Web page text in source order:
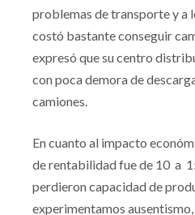
problemas de transporte y a
costó bastante conseguir
expresó que su centro
con poca demora de
camiones.
En cuanto al impacto
de rentabilidad fue de 10 a
perdieron capacidad de
experimentamos